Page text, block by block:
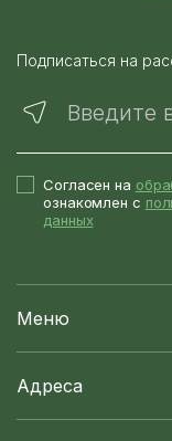
Подписаться на
Введите
Согласен на
ознакомлен с
данных
Меню
Адреса